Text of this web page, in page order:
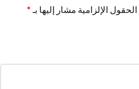
الحقول الإلزامية مشار إليها بـ *